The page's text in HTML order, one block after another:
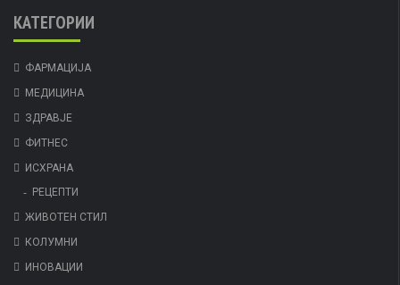
КАТЕГОРИИ
ФАРМАЦИЈА
МЕДИЦИНА
ЗДРАВЈЕ
ФИТНЕС
ИСХРАНА
РЕЦЕПТИ
ЖИВОТЕН СТИЛ
КОЛУМНИ
ИНОВАЦИИ